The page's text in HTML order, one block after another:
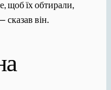
щоб їх обтирали,
сказав він.